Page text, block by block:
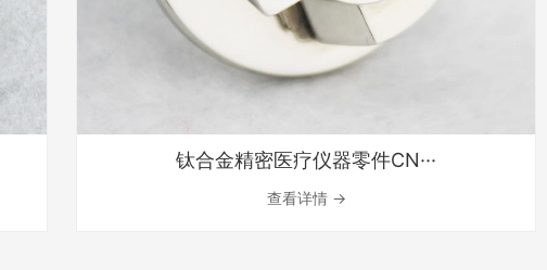
钛合金精密医疗仪器零件CN···
查看详情 →